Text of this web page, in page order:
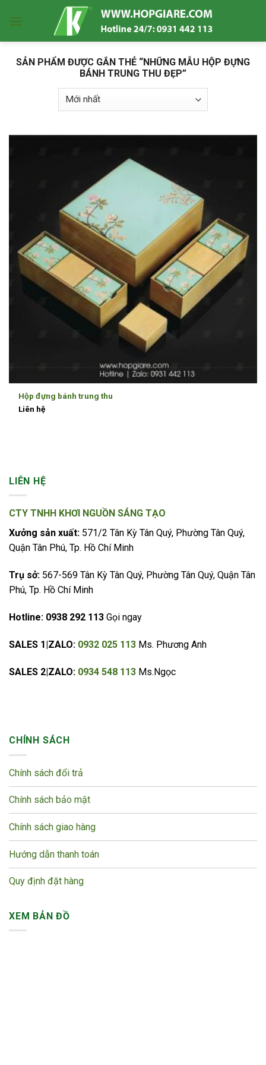
SẢN PHẨM ĐƯỢC GẮN THẺ “NHỮNG MẪU HỘP ĐỰNG
BÁNH TRUNG THU ĐẸP”
Hộp đựng bánh trung thu
Liên hệ
LIÊN HỆ
CTY TNHH KHƠI NGUỒN SÁNG TẠO
Xưởng sản xuất: 571/2 Tân Kỳ Tân Quý, Phường Tân Quý,
Quận Tân Phú, Tp. Hồ Chí Minh
Trụ sở: 567-569 Tân Kỳ Tân Quý, Phường Tân Quý, Quận Tân
Phú, Tp. Hồ Chí Minh
Hotline: 0938 292 113 Gọi ngay
SALES 1|ZALO: 0932 025 113 Ms. Phương Anh
SALES 2|ZALO: 0934 548 113 Ms.Ngọc
CHÍNH SÁCH
Chính sách đổi trả
Chính sách bảo mật
Chính sách giao hàng
Hướng dẫn thanh toán
Quy định đặt hàng
XEM BẢN ĐỒ